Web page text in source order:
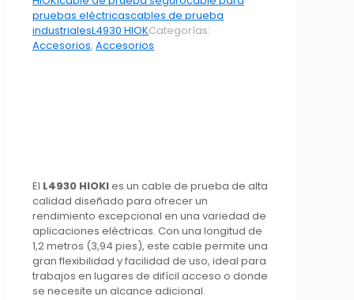
pruebas eléctricascables de prueba
industrialesL4930 HIOKCategorías:
Accesorios, Accesorios
El L4930 HIOKIes un cable de prueba de alta
calidad diseñado para ofrecer un
rendimiento excepcional en una variedad de
aplicaciones eléctricas. Con una longitud de
1,2 metros (3,94 pies), este cable permite una
gran flexibilidad y facilidad de uso, ideal para
trabajos en lugares de difícil acceso o donde
se necesite un alcance adicional.